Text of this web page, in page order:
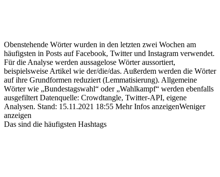
Obenstehende Wörter wurden in den letzten zwei Wochen am
häufigsten in Posts auf Facebook, Twitter und Instagram verwendet.
Für die Analyse werden aussagelose Wörter aussortiert,
beispielsweise Artikel wie der/die/das. Außerdem werden die Wörter
auf ihre Grundformen reduziert (Lemmatisierung). Allgemeine
Wörter wie „Bundestagswahl“ oder „Wahlkampf“ werden ebenfalls
ausgefiltert Datenquelle: Crowdtangle, Twitter-API, eigene
Analysen. Stand: 15.11.2021 18:55 Mehr Infos anzeigenWeniger
anzeigen
Das sind die häufigsten Hashtags